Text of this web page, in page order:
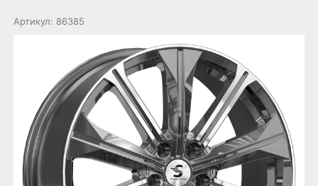
Артикул: 86385